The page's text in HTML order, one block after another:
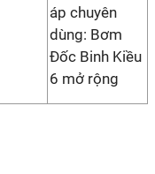
áp chuyên
dùng: Bơm
Đốc Binh Kiều
6 mở rộng